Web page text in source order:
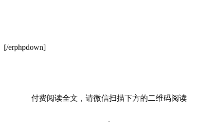
[/erphpdown]
付费阅读全文，请微信扫描下方的二维码阅读